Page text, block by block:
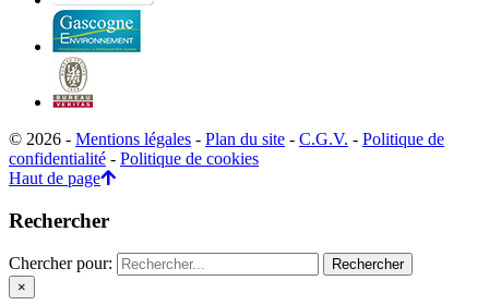
© 2026 - Mentions légales - Plan du site - C.G.V. - Politique de
confidentialité - Politique de cookies
Haut de page
Rechercher
Chercher pour:
×